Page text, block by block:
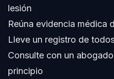
lesión
Reúna evidencia médica
Lleve un registro de
Consulte con un
principio